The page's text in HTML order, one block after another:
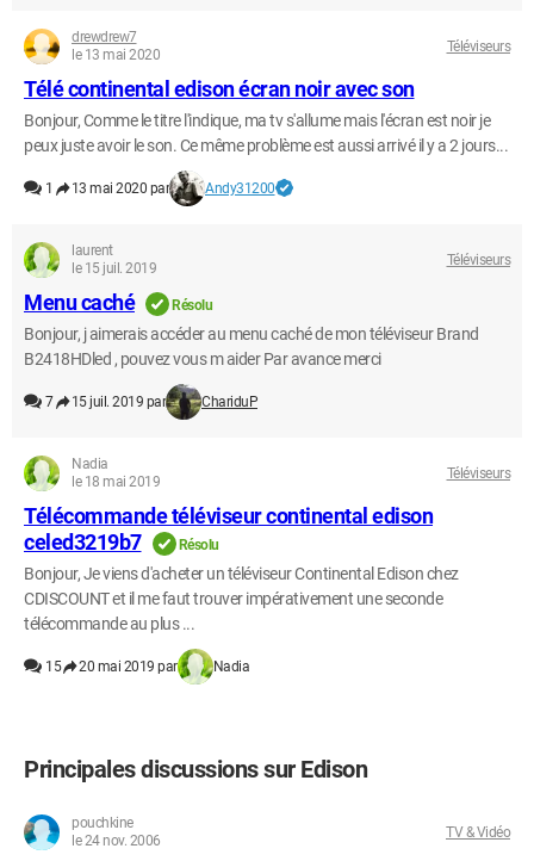
drewdrew7
le 13 mai 2020
Téléviseurs
Télé continental edison écran noir avec son
Bonjour, Comme le titre l'indique, ma tv s'allume mais l'écran est noir je
peux juste avoir le son. Ce même problème est aussi arrivé il y a 2 jours...
1 13 mai 2020 par Andy31200
laurent
le 15 juil. 2019
Téléviseurs
Menu caché Résolu
Bonjour, j aimerais accéder au menu caché de mon téléviseur Brand
B2418HDled , pouvez vous m aider Par avance merci
7 15 juil. 2019 par ChariduP
Nadia
le 18 mai 2019
Téléviseurs
Télécommande téléviseur continental edison
celed3219b7
Résolu
Bonjour, Je viens d'acheter un téléviseur Continental Edison chez
CDISCOUNT et il me faut trouver impérativement une seconde
télécommande au plus ...
15 20 mai 2019 par Nadia
Principales discussions sur Edison
pouchkine
le 24 nov. 2006
TV & Vidéo